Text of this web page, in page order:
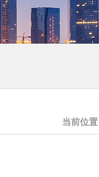
当前位置